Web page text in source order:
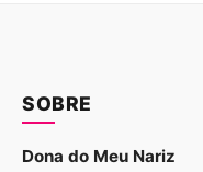
SOBRE
Dona do Meu Nariz